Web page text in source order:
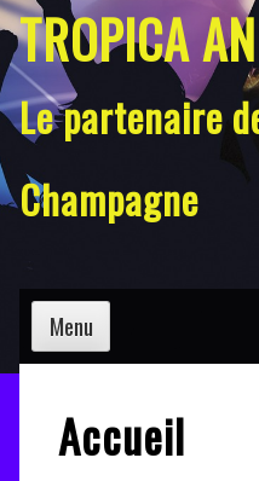
TROPICA
Le partenaire
Champagne
Menu
Accueil